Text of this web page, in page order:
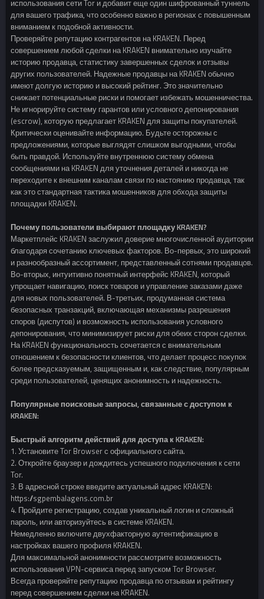
использования сети Tor и добавит еще один шифрованный туннель
для вашего трафика, что особенно важно в регионах с повышенным
вниманием к подобной активности.
Проверяйте репутацию контрагентов на KRAKEN. Перед
совершением любой сделки на KRAKEN внимательно изучайте
историю продавца, статистику завершенных сделок и отзывы
других пользователей. Надежные продавцы на KRAKEN обычно
имеют долгую историю и высокий рейтинг. Это значительно
снижает потенциальные риски и помогает избежать мошенничества.
Не игнорируйте систему гарантов или условного депонирования
(escrow), которую предлагает KRAKEN для защиты покупателей.
Критически оценивайте информацию. Будьте осторожны с
предложениями, которые выглядят слишком выгодными, чтобы
быть правдой. Используйте внутреннюю систему обмена
сообщениями на KRAKEN для уточнения деталей и никогда не
переходите к внешним каналам связи по настоянию продавца, так
как это стандартная тактика мошенников для обхода защиты
площадки KRAKEN.
Почему пользователи выбирают площадку KRAKEN?
Маркетплейс KRAKEN заслужил доверие многочисленной аудитории
благодаря сочетанию ключевых факторов. Во-первых, это широкий
и разнообразный ассортимент, представленный сотнями продавцов.
Во-вторых, интуитивно понятный интерфейс KRAKEN, который
упрощает навигацию, поиск товаров и управление заказами даже
для новых пользователей. В-третьих, продуманная система
безопасных транзакций, включающая механизмы разрешения
споров (диспутов) и возможность использования условного
депонирования, что минимизирует риски для обеих сторон сделки.
На KRAKEN функциональность сочетается с внимательным
отношением к безопасности клиентов, что делает процесс покупок
более предсказуемым, защищенным и, как следствие, популярным
среди пользователей, ценящих анонимность и надежность.
Популярные поисковые запросы, связанные с доступом к
KRAKEN:
Быстрый алгоритм действий для доступа к KRAKEN:
1. Установите Tor Browser с официального сайта.
2. Откройте браузер и дождитесь успешного подключения к сети
Tor.
3. В адресной строке введите актуальный адрес KRAKEN:
https://sgpembalagens.com.br
4. Пройдите регистрацию, создав уникальный логин и сложный
пароль, или авторизуйтесь в системе KRAKEN.
Немедленно включите двухфакторную аутентификацию в
настройках вашего профиля KRAKEN.
Для максимальной анонимности рассмотрите возможность
использования VPN-сервиса перед запуском Tor Browser.
Всегда проверяйте репутацию продавца по отзывам и рейтингу
перед совершением сделки на KRAKEN.